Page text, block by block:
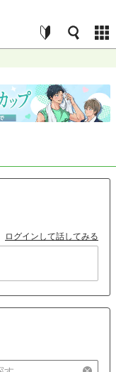
ログインして話してみる